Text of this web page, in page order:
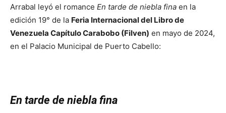
Arrabal leyó el romance En tarde de niebla fina en la
edición 19° de la Feria Internacional del Libro de
Venezuela Capítulo Carabobo (Filven) en mayo de 2024,
en el Palacio Municipal de Puerto Cabello:
En tarde de niebla fina